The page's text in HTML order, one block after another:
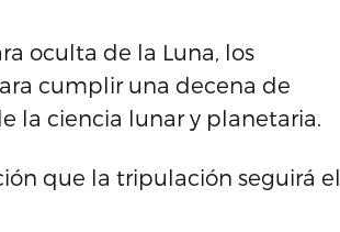
oculta de la Luna, los
cumplir una decena de
la ciencia lunar y planetaria.
que la tripulación seguirá el